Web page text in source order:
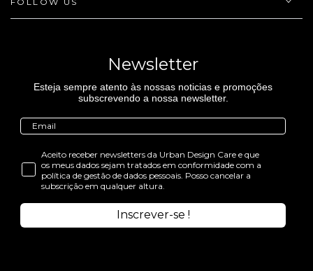
Newsletter
Esteja sempre atento às nossas noticias e promoções
subscrevendo a nossa newsletter.
Aceito receber newsletters da Urban Design Care e que
os meus dados sejam tratados em conformidade com a
política de gestão de dados pessoais. Posso cancelar a
subscrição em qualquer altura.
Inscrever-se !